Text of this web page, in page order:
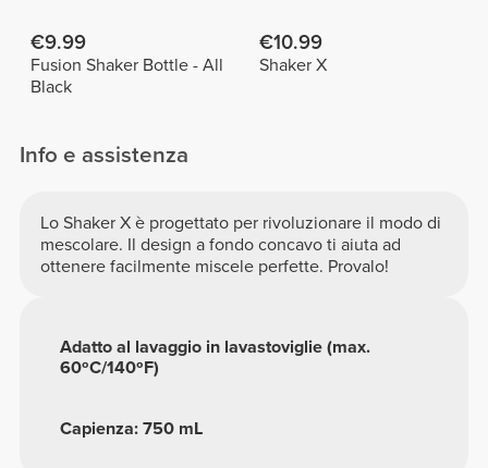
€9.99
Fusion Shaker Bottle - All
Black
€10.99
Shaker X
Info e assistenza
Lo Shaker X è progettato per rivoluzionare il modo di
mescolare. Il design a fondo concavo ti aiuta ad
ottenere facilmente miscele perfette. Provalo!
Capienza: 750 mL
Adatto al lavaggio in lavastoviglie (max.
60ºC/140ºF)